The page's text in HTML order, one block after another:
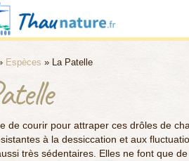
Espèces » La Patelle
de courir pour attraper ces drôles de
à la dessiccation et aux
très sédentaires. Elles ne font que